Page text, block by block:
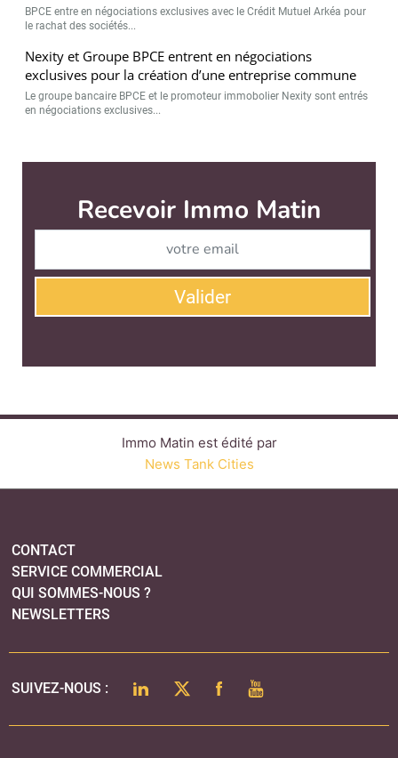
BPCE entre en négociations exclusives avec le Crédit Mutuel Arkéa pour
le rachat des sociétés...
Nexity et Groupe BPCE entrent en négociations
exclusives pour la création d’une entreprise commune
Le groupe bancaire BPCE et le promoteur immobolier Nexity sont entrés
en négociations exclusives...
Immo Matin est édité par
QUI SOMMES-NOUS ?
LINKEDINTWITTERFACEBOOK
YOUTUBE
MENTIONS LÉGALES
POLITIQUE DE CONFIDENTIALITÉ
COOKIES